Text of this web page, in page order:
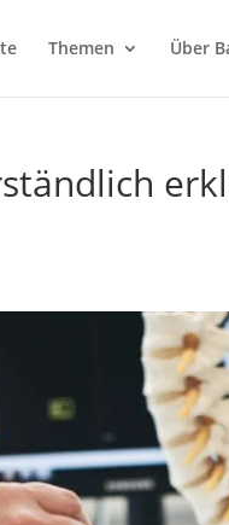
Themen Über